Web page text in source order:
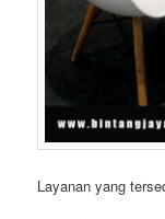
Layanan yang